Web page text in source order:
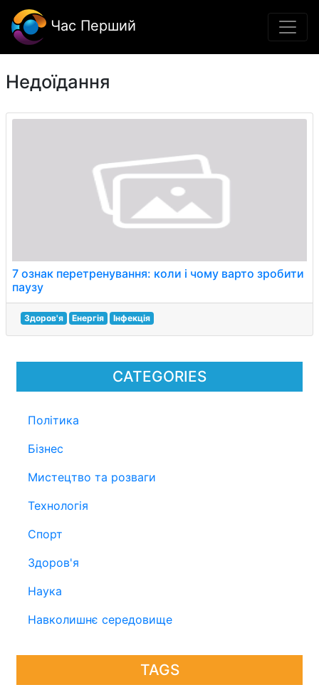
Час Перший
CATEGORIES
Політика
Бізнес
Мистецтво та розваги
Технологія
Спорт
Здоров'я
Наука
Навколишнє середовище
TAGS
Недоїдання
7 ознак перетренування: коли і чому варто зробити
паузу
Здоров'я Енергія Інфекція